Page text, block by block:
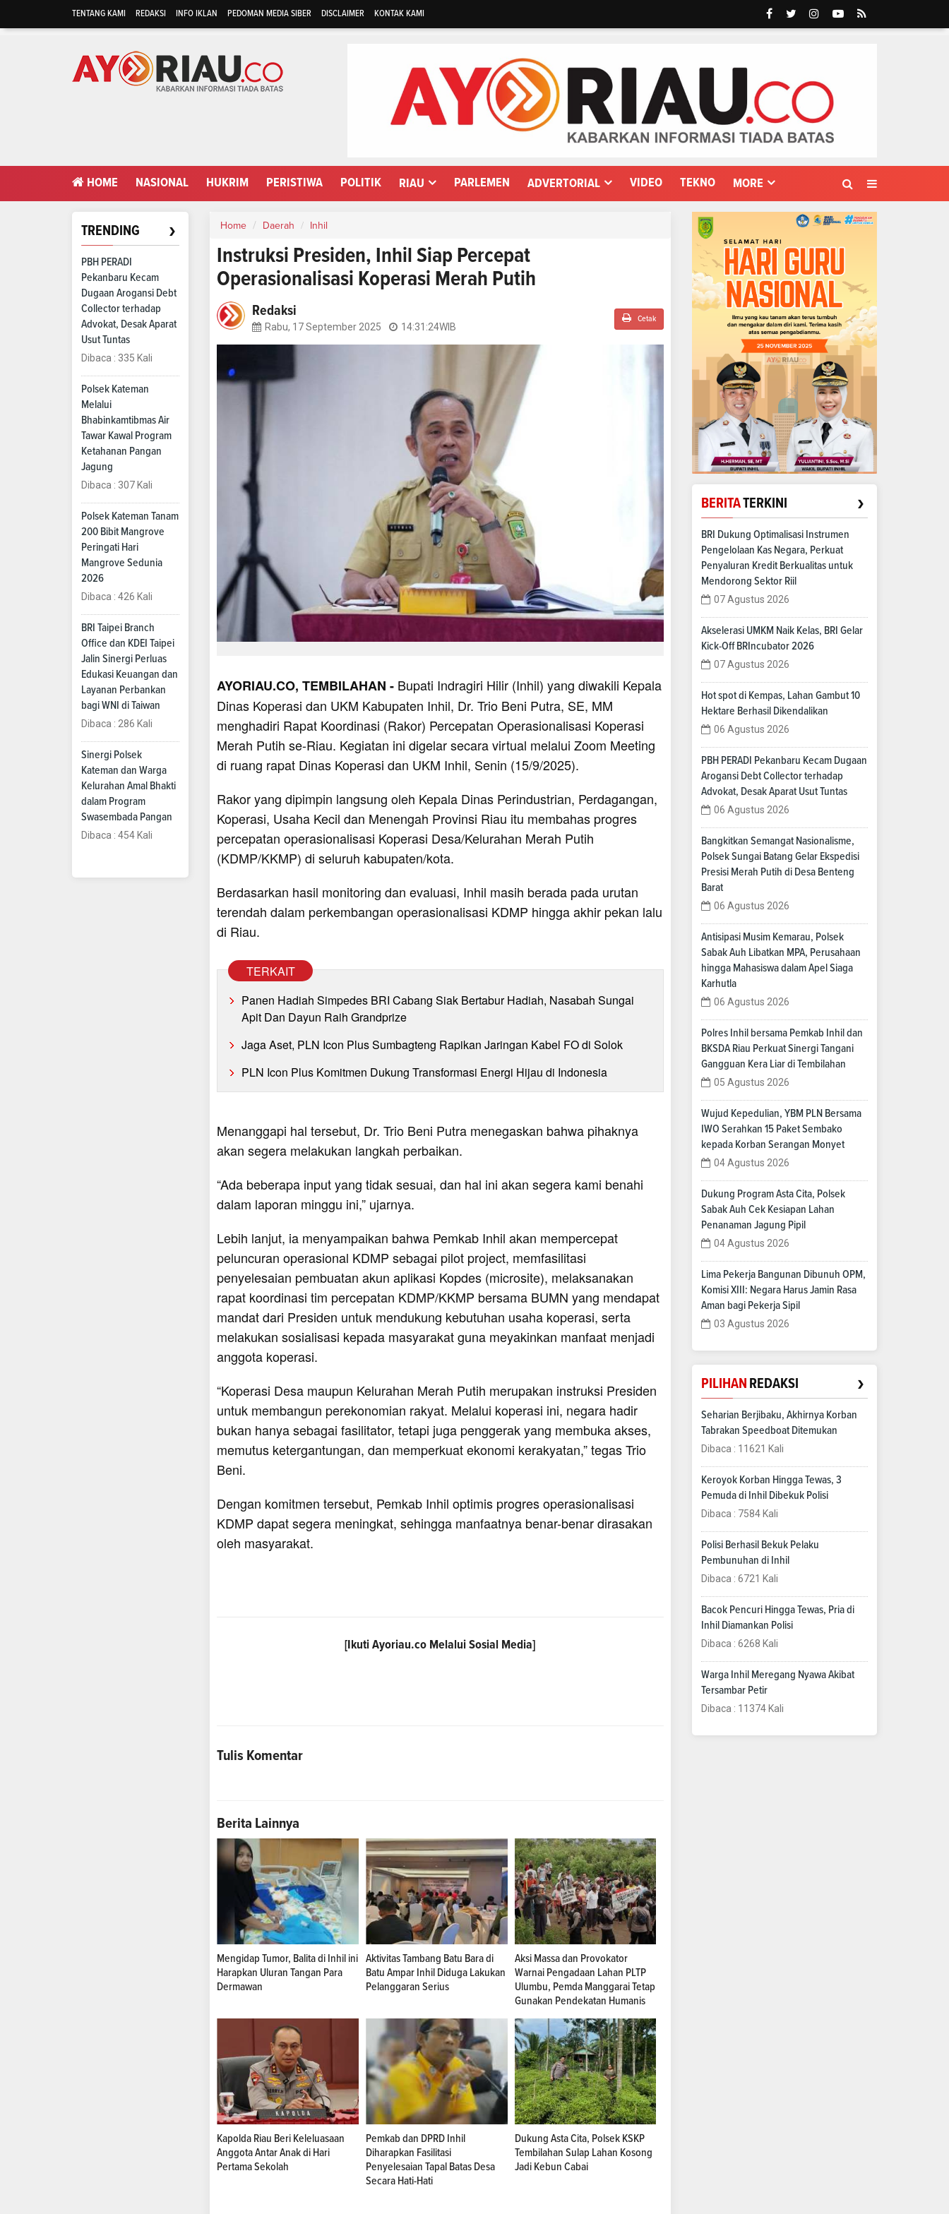
TENTANG KAMI REDAKSI INFO IKLAN PEDOMAN MEDIA SIBER DISCLAIMER KONTAK KAMI
HOME NASIONAL HUKRIM PERISTIWA POLITIK RIAU PARLEMEN ADVERTORIAL VIDEO TEKNO MORE
TRENDING ›
PBH PERADI
Pekanbaru Kecam
Dugaan Arogansi Debt
Collector terhadap
Advokat, Desak Aparat
Usut Tuntas
Dibaca : 335 Kali
Polsek Kateman
Melalui
Bhabinkamtibmas Air
Tawar Kawal Program
Ketahanan Pangan
Jagung
Dibaca : 307 Kali
Polsek Kateman Tanam
200 Bibit Mangrove
Peringati Hari
Mangrove Sedunia
2026
Dibaca : 426 Kali
BRI Taipei Branch
Office dan KDEI Taipei
Jalin Sinergi Perluas
Edukasi Keuangan dan
Layanan Perbankan
bagi WNI di Taiwan
Dibaca : 286 Kali
Sinergi Polsek
Kateman dan Warga
Kelurahan Amal Bhakti
dalam Program
Swasembada Pangan
Dibaca : 454 Kali
Home Daerah Inhil
Instruksi Presiden, Inhil Siap Percepat
Operasionalisasi Koperasi Merah Putih
Redaksi
Rabu, 17 September 2025 14:31:24WIB
Cetak
AYORIAU.CO, TEMBILAHAN - Bupati Indragiri Hilir (Inhil) yang diwakili Kepala
Dinas Koperasi dan UKM Kabupaten Inhil, Dr. Trio Beni Putra, SE, MM
menghadiri Rapat Koordinasi (Rakor) Percepatan Operasionalisasi Koperasi
Merah Putih se-Riau. Kegiatan ini digelar secara virtual melalui Zoom Meeting
di ruang rapat Dinas Koperasi dan UKM Inhil, Senin (15/9/2025).
Rakor yang dipimpin langsung oleh Kepala Dinas Perindustrian, Perdagangan,
Koperasi, Usaha Kecil dan Menengah Provinsi Riau itu membahas progres
percepatan operasionalisasi Koperasi Desa/Kelurahan Merah Putih
(KDMP/KKMP) di seluruh kabupaten/kota.
Berdasarkan hasil monitoring dan evaluasi, Inhil masih berada pada urutan
terendah dalam perkembangan operasionalisasi KDMP hingga akhir pekan lalu
di Riau.
TERKAIT
Panen Hadiah Simpedes BRI Cabang Siak Bertabur Hadiah, Nasabah Sungai
Apit Dan Dayun Raih Grandprize
Jaga Aset, PLN Icon Plus Sumbagteng Rapikan Jaringan Kabel FO di Solok
PLN Icon Plus Komitmen Dukung Transformasi Energi Hijau di Indonesia
Menanggapi hal tersebut, Dr. Trio Beni Putra menegaskan bahwa pihaknya
akan segera melakukan langkah perbaikan.
“Ada beberapa input yang tidak sesuai, dan hal ini akan segera kami benahi
dalam laporan minggu ini,” ujarnya.
Lebih lanjut, ia menyampaikan bahwa Pemkab Inhil akan mempercepat
peluncuran operasional KDMP sebagai pilot project, memfasilitasi
penyelesaian pembuatan akun aplikasi Kopdes (microsite), melaksanakan
rapat koordinasi tim percepatan KDMP/KKMP bersama BUMN yang mendapat
mandat dari Presiden untuk mendukung kebutuhan usaha koperasi, serta
melakukan sosialisasi kepada masyarakat guna meyakinkan manfaat menjadi
anggota koperasi.
“Koperasi Desa maupun Kelurahan Merah Putih merupakan instruksi Presiden
untuk membangun perekonomian rakyat. Melalui koperasi ini, negara hadir
bukan hanya sebagai fasilitator, tetapi juga penggerak yang membuka akses,
memutus ketergantungan, dan memperkuat ekonomi kerakyatan,” tegas Trio
Beni.
Dengan komitmen tersebut, Pemkab Inhil optimis progres operasionalisasi
KDMP dapat segera meningkat, sehingga manfaatnya benar-benar dirasakan
oleh masyarakat.
[IkutiAyoriau.co Melalui Sosial Media]
Tulis Komentar
Berita Lainnya
Mengidap Tumor, Balita di Inhil ini
Harapkan Uluran Tangan Para
Dermawan
Aktivitas Tambang Batu Bara di
Batu Ampar Inhil Diduga Lakukan
Pelanggaran Serius
Aksi Massa dan Provokator
Warnai Pengadaan Lahan PLTP
Ulumbu, Pemda Manggarai Tetap
Gunakan Pendekatan Humanis
Kapolda Riau Beri Keleluasaan
Anggota Antar Anak di Hari
Pertama Sekolah
Pemkab dan DPRD Inhil
Diharapkan Fasilitasi
Penyelesaian Tapal Batas Desa
Secara Hati-Hati
Dukung Asta Cita, Polsek KSKP
Tembilahan Sulap Lahan Kosong
Jadi Kebun Cabai
BERITATERKINI ›
BRI Dukung Optimalisasi Instrumen
Pengelolaan Kas Negara, Perkuat
Penyaluran Kredit Berkualitas untuk
Mendorong Sektor Riil
07 Agustus 2026
Akselerasi UMKM Naik Kelas, BRI Gelar
Kick-Off BRIncubator 2026
07 Agustus 2026
Hot spot di Kempas, Lahan Gambut 10
Hektare Berhasil Dikendalikan
06 Agustus 2026
PBH PERADI Pekanbaru Kecam Dugaan
Arogansi Debt Collector terhadap
Advokat, Desak Aparat Usut Tuntas
06 Agustus 2026
Bangkitkan Semangat Nasionalisme,
Polsek Sungai Batang Gelar Ekspedisi
Presisi Merah Putih di Desa Benteng
Barat
06 Agustus 2026
Antisipasi Musim Kemarau, Polsek
Sabak Auh Libatkan MPA, Perusahaan
hingga Mahasiswa dalam Apel Siaga
Karhutla
06 Agustus 2026
Polres Inhil bersama Pemkab Inhil dan
BKSDA Riau Perkuat Sinergi Tangani
Gangguan Kera Liar di Tembilahan
05 Agustus 2026
Wujud Kepedulian, YBM PLN Bersama
IWO Serahkan 15 Paket Sembako
kepada Korban Serangan Monyet
04 Agustus 2026
Dukung Program Asta Cita, Polsek
Sabak Auh Cek Kesiapan Lahan
Penanaman Jagung Pipil
04 Agustus 2026
Lima Pekerja Bangunan Dibunuh OPM,
Komisi XIII: Negara Harus Jamin Rasa
Aman bagi Pekerja Sipil
03 Agustus 2026
PILIHAN REDAKSI ›
Seharian Berjibaku, Akhirnya Korban
Tabrakan Speedboat Ditemukan
Dibaca : 11621 Kali
Keroyok Korban Hingga Tewas, 3
Pemuda di Inhil Dibekuk Polisi
Dibaca : 7584 Kali
Polisi Berhasil Bekuk Pelaku
Pembunuhan di Inhil
Dibaca : 6721 Kali
Bacok Pencuri Hingga Tewas, Pria di
Inhil Diamankan Polisi
Dibaca : 6268 Kali
Warga Inhil Meregang Nyawa Akibat
Tersambar Petir
Dibaca : 11374 Kali